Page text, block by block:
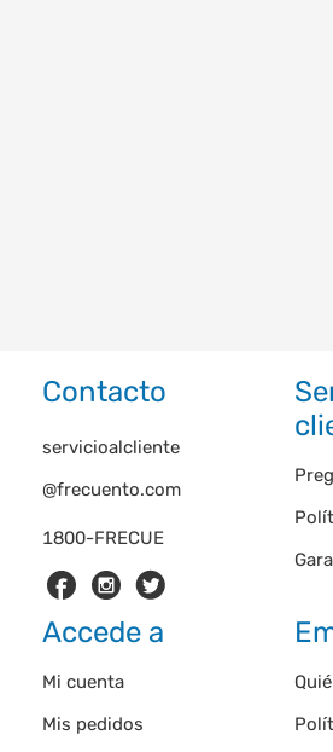
Contacto
1800-FRECUE
servicioalcliente
@frecuento.com
Accede a
Mi cuenta
Mis pedidos